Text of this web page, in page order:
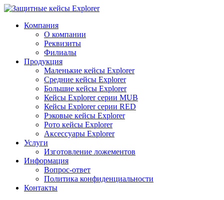
Компания
О компании
Реквизиты
Филиалы
Продукция
Маленькие кейсы Explorer
Средние кейсы Explorer
Большие кейсы Explorer
Кейсы Explorer серии MUB
Кейсы Explorer серии RED
Рэковые кейсы Explorer
Рото кейсы Explorer
Аксессуары Explorer
Услуги
Изготовление ложементов
Информация
Вопрос-ответ
Политика конфиденциальности
Контакты